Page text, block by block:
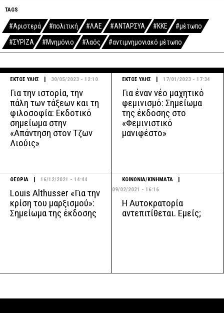
TAGS
#Αριστερά #πολιτική #ΛΑΕ #ΑΝΤΑΡΣΥΑ #ΚΚΕ
#μέτωπο
#ΣΥΡΙΖΑ
#Μνημόνιο #λαός #αντιμνημονιακό μέτωπο
ΕΚΤΟΣ ΥΛΗΣ 30/05/2023 - 12:10
Για την ιστορία, την
πάλη των τάξεων και τη
φιλοσοφία: Εκδοτικό
σημείωμα στην
«Απάντηση στον Τζων
Λιούις»
ΕΚΤΟΣ ΥΛΗΣ 17/01/2023 - 17:34
Για έναν νέο μαχητικό
φεμινισμό: Σημείωμα
της έκδοσης στο
«Φεμινιστικό
μανιφέστο»
ΘΕΩΡΙΑ 16/12/2021 - 14:44
Louis Althusser «Για την
κρίση του μαρξισμού»:
Σημείωμα της έκδοσης
ΚΟΙΝΩΝΙΑ/ΚΙΝΗΜΑΤΑ
09/02/2021 - 16:16
Η Αυτοκρατορία
αντεπιτίθεται. Εμείς;